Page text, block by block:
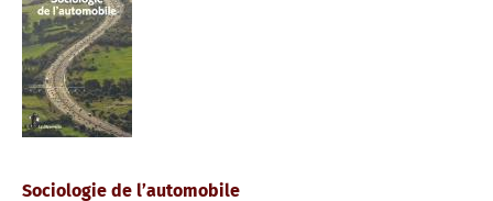
Sociologie de l’automobile